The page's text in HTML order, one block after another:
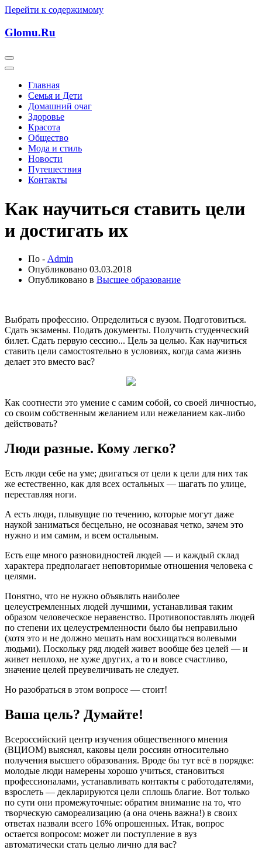
Перейти к содержимому
Glomu.Ru
Главная
Семья и Дети
Домашний очаг
Здоровье
Красота
Общество
Мода и стиль
Новости
Путешествия
Контакты
Как научиться ставить цели
и достигать их
По - Admin
Опубликовано 03.03.2018
Опубликовано в Высшее образование
Выбрать профессию. Определиться с вузом. Подготовиться.
Сдать экзамены. Подать документы. Получить студенческий
билет. Сдать первую сессию... Цель за целью. Как научиться
ставить цели самостоятельно в условиях, когда сама жизнь
делает это вместо вас?
Как соотнести это умение с самим собой, со своей личностью,
со своим собственным желанием или нежеланием как-либо
действовать?
Люди разные. Кому легко?
Есть люди себе на уме; двигаться от цели к цели для них так
же естественно, как для всех остальных — шагать по улице,
переставляя ноги.
А есть люди, плывущие по течению, которые могут даже
наукой заниматься бесцельно, не осознавая четко, зачем это
нужно и им самим, и всем остальным.
Есть еще много разновидностей людей — и каждый склад
характера предполагает неповторимые отношения человека с
целями.
Понятно, что не нужно объявлять наиболее
целеустремленных людей лучшими, устанавливая таким
образом человеческое неравенство. Противопоставлять людей
по степени их целеустремленности было бы неправильно
(хотя это и не должно мешать нам восхищаться волевыми
людьми). Поскольку ряд людей живет вообще без целей — и
живет неплохо, не хуже других, а то и вовсе счастливо,
значение целей преувеличивать не следует.
Но разобраться в этом вопросе — стоит!
Ваша цель? Думайте!
Всероссийский центр изучения общественного мнения
(ВЦИОМ) выяснял, каковы цели россиян относительно
получения высшего образования. Вроде бы тут всё в порядке:
молодые люди намерены хорошо учиться, становиться
профессионалами, устанавливать контакты с работодателями,
взрослеть — декларируются цели сплошь благие. Вот только
по сути они промежуточные: обратим внимание на то, что
творческую самореализацию (а она очень важна!) в своих
ответах назвали всего 16% опрошенных. Итак, вопрос
остается вопросом: может ли поступление в вуз
автоматически стать целью лично для вас?